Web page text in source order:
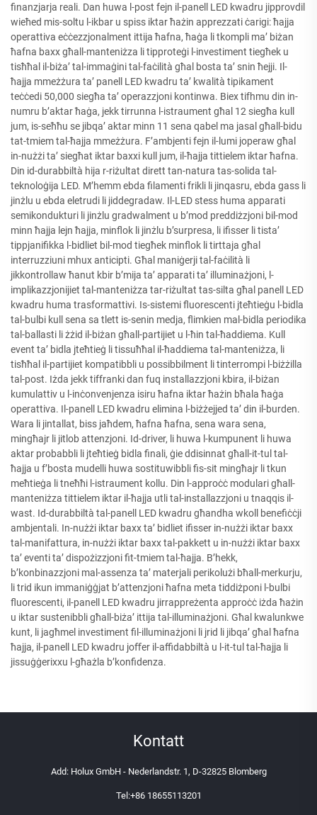
finanzjarja reali. Dan huwa l-post fejn il-panell LED kwadru jipprovdil
wieħed mis-soltu l-ikbar u spiss iktar ħażin apprezzati ċarigi: ħajja
operattiva eċċezzjonalment ittija ħafna, ħaġa li tkompli ma’ biżan
ħafna baxx għall-manteniżza li tipproteġi l-investiment tiegħek u
tisħħal il-biża’ tal-immaġini tal-faċilità għal bosta ta’ snin ħejji. Il-
ħajja mmeżżura ta’ panell LED kwadru ta’ kwalità tipikament
teċċedi 50,000 siegħa ta’ operazzjoni kontinwa. Biex tifhmu din in-
numru b’aktar ħaġa, jekk tirrunna l-istraument għal 12 siegħa kull
jum, is-seħħu se jibqa’ aktar minn 11 sena qabel ma jasal għall-bidu
tat-tmiem tal-ħajja mmeżżura. F’ambjenti fejn il-lumi joperaw għal
in-nużżi ta’ siegħat iktar baxxi kull jum, il-ħajja tittielem iktar ħafna.
Din id-durabbiltà hija r-riżultat dirett tan-natura tas-solida tal-
teknoloġija LED. M’hemm ebda filamenti frikli li jinqasru, ebda gass li
jinżlu u ebda eletrudi li jiddegradaw. Il-LED stess huma apparati
semikondukturi li jinżlu gradwalment u b’mod preddiżzjoni bil-mod
minn ħajja lejn ħajja, minflok li jinżlu b’surpresa, li ifisser li tista’
tippjanifikka l-bidliet bil-mod tiegħek minflok li tirttaja għal
interruzziuni mhux anticipti. Għal maniġerji tal-faċilità li
jikkontrollaw ħanut kbir b’mija ta’ apparati ta’ illuminażjoni, l-
implikazzjonijiet tal-manteniżza tar-riżultat tas-silta għal panell LED
kwadru huma trasformattivi. Is-sistemi fluorescenti jteħtieġu l-bidla
tal-bulbi kull sena sa tlett is-senin medja, flimkien mal-bidla periodika
tal-ballasti li żżid il-biżan għall-partijiet u l-ħin tal-ħaddiema. Kull
event ta’ bidla jteħtieġ li tissuħħal il-ħaddiema tal-manteniżza, li
tisħħal il-partijiet kompatibbli u possibbilment li tinterrompi l-biżżilla
tal-post. Iżda jekk tiffranki dan fuq installazzjoni kbira, il-biżan
kumulattiv u l-inċonvenjenza isiru ħafna iktar ħażin bħala ħaġa
operattiva. Il-panell LED kwadru elimina l-biżżejjed ta’ din il-burden.
Wara li jintallat, biss jaħdem, ħafna ħafna, sena wara sena,
mingħajr li jitlob attenzjoni. Id-driver, li huwa l-kumpunent li huwa
aktar probabbli li jteħtieġ bidla finali, ġie ddisinnat għall-it-tul tal-
ħajja u f’bosta mudelli huwa sostituwibbli fis-sit mingħajr li tkun
meħtieġa li tneħħi l-istraument kollu. Din l-approċċ modulari għall-
manteniżza tittielem iktar il-ħajja utli tal-installazzjoni u tnaqqis il-
wast. Id-durabbiltà tal-panell LED kwadru għandha wkoll benefiċċji
ambjentali. In-nużżi iktar baxx ta’ bidliet ifisser in-nużżi iktar baxx
tal-manifattura, in-nużżi iktar baxx tal-pakkett u in-nużżi iktar baxx
ta’ eventi ta’ dispożizzjoni fit-tmiem tal-ħajja. B’hekk,
b’konbinazzjoni mal-assenza ta’ materjali perikolużi bħall-merkurju,
li trid ikun immaniġġjat b’attenzjoni ħafna meta tiddiżponi l-bulbi
fluorescenti, il-panell LED kwadru jirrappreżenta approċċ iżda ħażin
u iktar sustenibbli għall-biża’ ittija tal-illuminażjoni. Għal kwalunkwe
kunt, li jagħmel investiment fil-illuminażjoni li jrid li jibqa’ għal ħafna
ħajja, il-panell LED kwadru joﬀer il-affidabbiltà u l-it-tul tal-ħajja li
jissuġġerixxu l-għażla b’konfidenza.
Kontatt
Add: Holux GmbH - Nederlandstr. 1, D-32825 Blomberg
Tel:+86 18655113201